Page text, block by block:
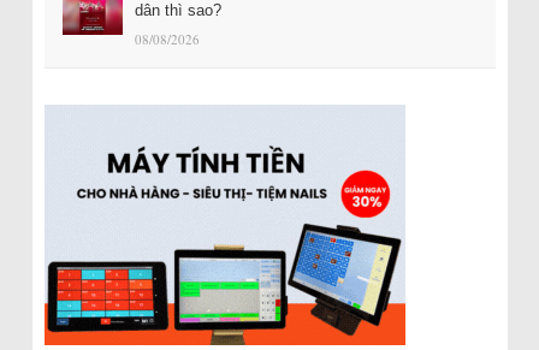
dân thì sao?
08/08/2026